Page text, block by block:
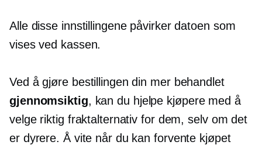
Alle disse innstillingene påvirker datoen som
vises ved kassen.
Ved å gjøre bestillingen din mer behandlet
gjennomsiktig, kan du hjelpe kjøpere med å
velge riktig fraktalternativ for dem, selv om det
er dyrere. Å vite når du kan forvente kjøpet